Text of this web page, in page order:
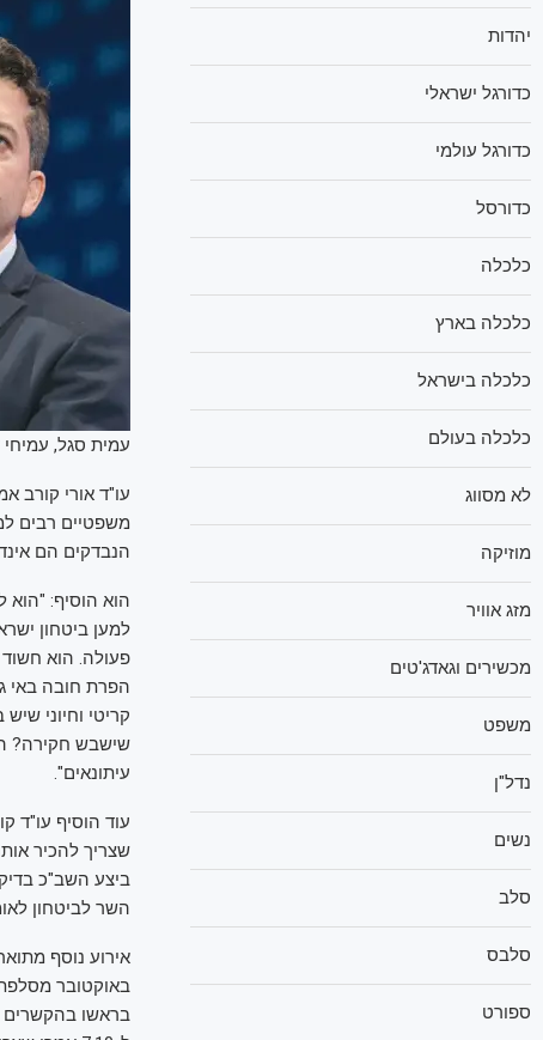
עמית סגל, עמיחי שיקלי
עו"ד אורי קורב
הנבדקים הם
הוא הוסיף: "הוא
למען ביטחון
פעולה. הוא
הפרת חובה באי
קריטי וחיוני
שישבש חקירה?
עיתונאים".
עוד הוסיף עו"ד
שצריך להכיר
ביצע השב"כ
השר לביטחון
אירוע נוסף
באוקטובר
בראשו בהקשרים
יהדות
כדורגל ישראלי
כדורגל עולמי
כדורסל
כלכלה
כלכלה בארץ
כלכלה בישראל
כלכלה בעולם
לא מסווג
מוזיקה
מזג אוויר
מכשירים וגאדג'טים
משפט
נדל"ן
נשים
סלב
סלבס
ספורט